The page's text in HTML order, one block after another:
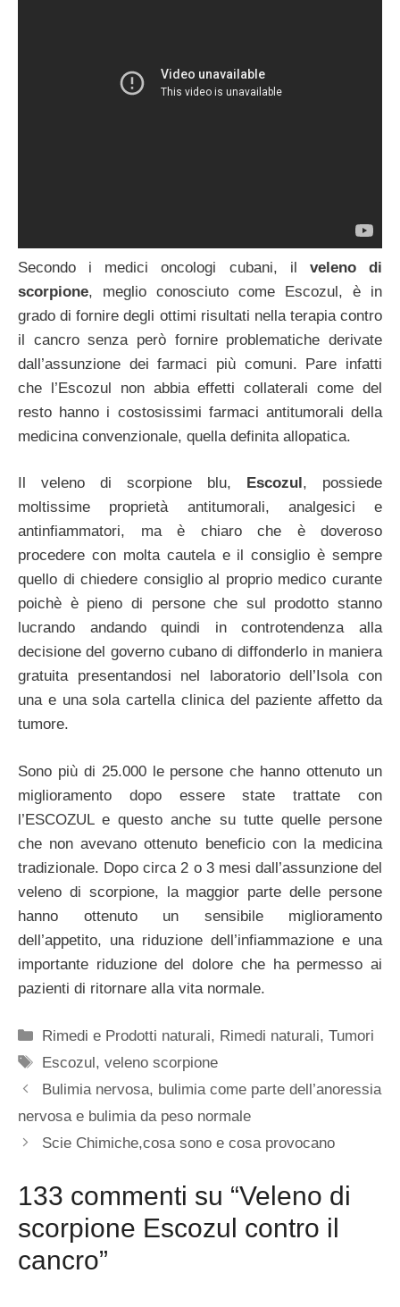
Secondo i medici oncologi cubani, il veleno di
scorpione, meglio conosciuto come Escozul, è in
grado di fornire degli ottimi risultati nella terapia contro
il cancro senza però fornire problematiche derivate
dall’assunzione dei farmaci più comuni. Pare infatti
che l’Escozul non abbia effetti collaterali come del
resto hanno i costosissimi farmaci antitumorali della
medicina convenzionale, quella definita allopatica.
Il veleno di scorpione blu, Escozul, possiede
moltissime proprietà antitumorali, analgesici e
antinfiammatori, ma è chiaro che è doveroso
procedere con molta cautela e il consiglio è sempre
quello di chiedere consiglio al proprio medico curante
poichè è pieno di persone che sul prodotto stanno
lucrando andando quindi in controtendenza alla
decisione del governo cubano di diffonderlo in maniera
gratuita presentandosi nel laboratorio dell’Isola con
una e una sola cartella clinica del paziente affetto da
tumore.
Sono più di 25.000 le persone che hanno ottenuto un
miglioramento dopo essere state trattate con
l’ESCOZUL e questo anche su tutte quelle persone
che non avevano ottenuto beneficio con la medicina
tradizionale. Dopo circa 2 o 3 mesi dall’assunzione del
veleno di scorpione, la maggior parte delle persone
hanno ottenuto un sensibile miglioramento
dell’appetito, una riduzione dell’infiammazione e una
importante riduzione del dolore che ha permesso ai
pazienti di ritornare alla vita normale.
Categorie
Rimedi e Prodotti naturali, Rimedi naturali,Tumori
Tag
Escozul,veleno scorpione
Bulimia nervosa, bulimia come parte dell’anoressia
nervosa e bulimia da peso normale
Scie Chimiche,cosa sono e cosa provocano
133 commenti su “Veleno di
scorpione Escozul contro il
cancro”